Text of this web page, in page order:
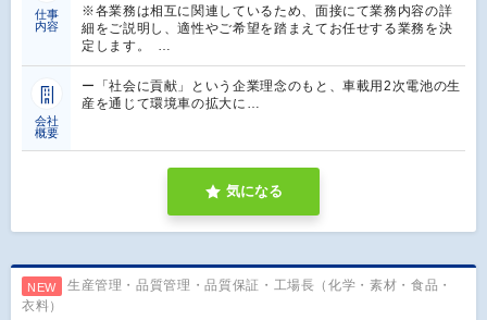
仕事
内容
※各業務は相互に関連しているため、面接にて業務内容の詳
細をご説明し、適性やご希望を踏まえてお任せする業務を決
定します。 …
会社
概要
ー「社会に貢献」という企業理念のもと、車載用2次電池の生
産を通じて環境車の拡大に…
気になる
NEW
生産管理・品質管理・品質保証・工場長（化学・素材・食品・
衣料）